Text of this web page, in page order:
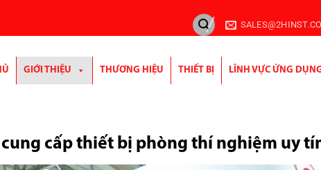
GIỚI THIỆU THƯƠNG HIỆU THIẾT BỊ LĨNH VỰC ỨNG
cung cấp thiết bị phòng thí nghiệm uy